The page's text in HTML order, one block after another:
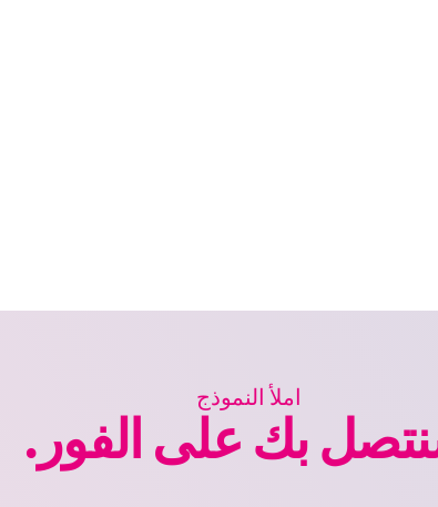
املأ النموذج
بك على الفور.